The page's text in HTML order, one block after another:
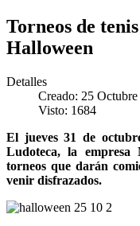
Torneos de
Halloween
Detalles
Creado: 25
Visto: 1684
El jueves 31 de
Ludoteca, la
torneos que darán
venir disfrazados.